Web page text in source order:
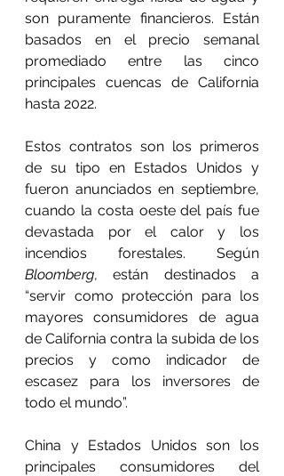
son puramente financieros. Están
basados en el precio semanal
promediado entre las cinco
principales cuencas de California
hasta 2022.
Estos contratos son los primeros
de su tipo en Estados Unidos y
fueron anunciados en septiembre,
cuando la costa oeste del país fue
devastada por el calor y los
Bloomberg, están destinados a
“servir como protección para los
mayores consumidores de agua
de California contra la subida de los
precios y como indicador de
escasez para los inversores de
todo el mundo”.
China y Estados Unidos son los
principales consumidores del